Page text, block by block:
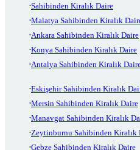
Sahibinden Kiralık Daire
Malatya Sahibinden Kiralık
Ankara Sahibinden Kiralık Daire
Konya Sahibinden Kiralık Daire
Antalya Sahibinden Kiralık
Eskişehir Sahibinden Kiralık
Mersin Sahibinden Kiralık Daire
Manavgat Sahibinden Kiralık
Zeytinburnu Sahibinden Kiralık
Gebze Sahibinden Kiralık Daire